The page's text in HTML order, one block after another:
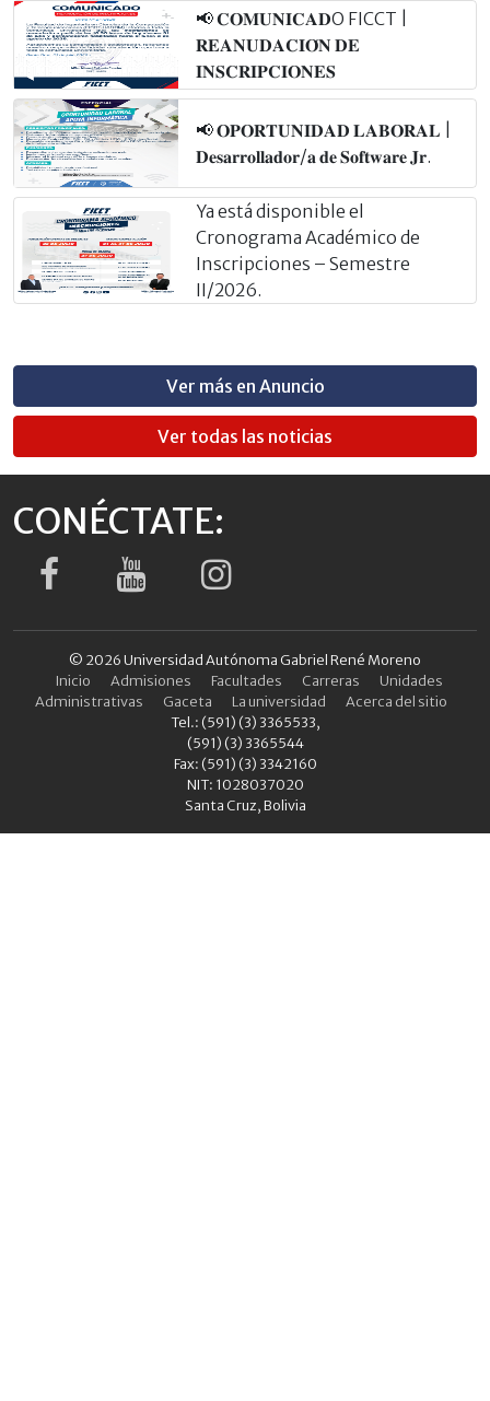
📢 𝐂𝐎𝐌𝐔𝐍𝐈𝐂𝐀𝐃O FICCT |
𝐑𝐄𝐀𝐍𝐔𝐃𝐀𝐂𝐈𝐎́𝐍 𝐃𝐄
𝐈𝐍𝐒𝐂𝐑𝐈𝐏𝐂𝐈𝐎𝐍𝐄𝐒
📢 𝐎𝐏𝐎𝐑𝐓𝐔𝐍𝐈𝐃𝐀𝐃 𝐋𝐀𝐁𝐎𝐑𝐀𝐋 |
𝐃𝐞𝐬𝐚𝐫𝐫𝐨𝐥𝐥𝐚𝐝𝐨𝐫/𝐚 𝐝𝐞 𝐒𝐨𝐟𝐭𝐰𝐚𝐫𝐞 𝐉𝐫.
Ya está disponible el
Cronograma Académico de
Inscripciones – Semestre
II/2026.
Ver más en Anuncio
Ver todas las noticias
CONÉCTATE:
© 2026 Universidad Autónoma Gabriel René Moreno
Inicio
Admisiones Facultades Carreras
Unidades
Administrativas
Gaceta La universidad
Acerca del sitio
Tel.: (591) (3) 3365533,
(591) (3) 3365544
Fax: (591) (3) 3342160
NIT: 1028037020
Santa Cruz, Bolivia